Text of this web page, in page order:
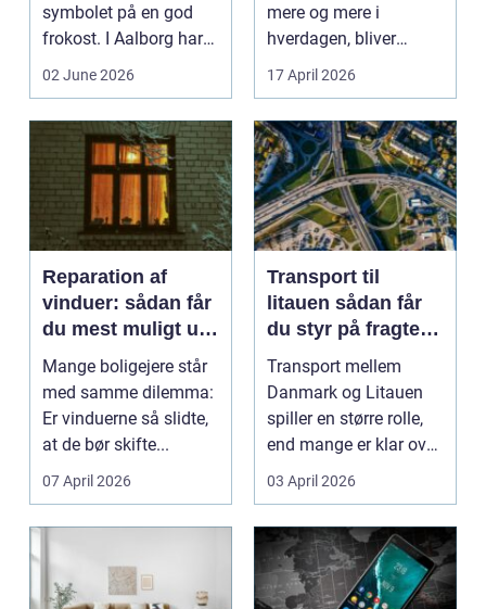
symbolet på en god
frokost. I Aalborg har
02 June 2026
mere og mere i
hverdagen, bliver
grænsen...
17 April 2026
Reparation af
vinduer: sådan får
du mest muligt ud
af dine gamle
vinduer
Mange boligejere står
med samme dilemma:
Er vinduerne så slidte,
at de bør skifte...
07 April 2026
Transport til
litauen sådan får
du styr på fragten
til baltikum
Transport mellem
Danmark og Litauen
spiller en større rolle,
end mange er klar over.
Litauen er et n...
03 April 2026